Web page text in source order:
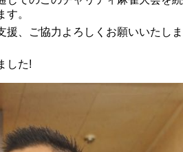
。
援、ご協力よろしくお願いいたしま
した!